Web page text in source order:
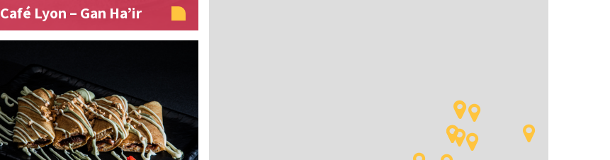
Café Lyon – Gan Ha’ir